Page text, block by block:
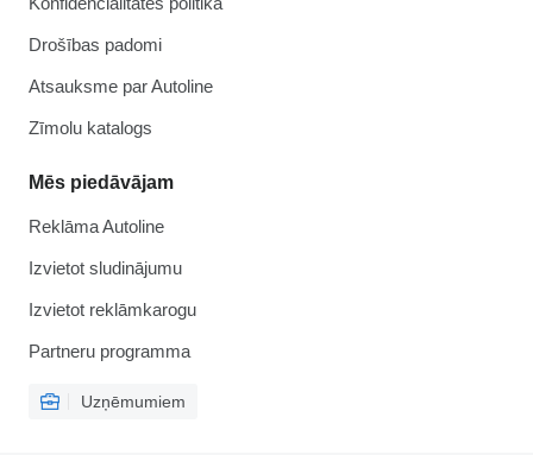
Drošības padomi
Atsauksme par Autoline
Zīmolu katalogs
Mēs piedāvājam
Reklāma Autoline
Izvietot sludinājumu
Izvietot reklāmkarogu
Partneru programma
Uzņēmumiem